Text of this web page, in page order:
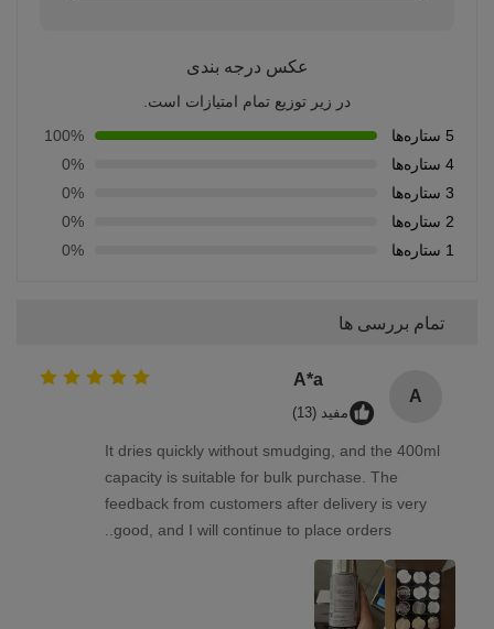
عکس درجه بندی
در زیر توزیع تمام امتیازات است.
5 ستاره‌ها
100%
4 ستاره‌ها
0%
3 ستاره‌ها
0%
2 ستاره‌ها
0%
1 ستاره‌ها
0%
تمام بررسی ها
A
A*a
مفید (13)
It dries quickly without smudging, and the 400ml
capacity is suitable for bulk purchase. The
feedback from customers after delivery is very
good, and I will continue to place orders..